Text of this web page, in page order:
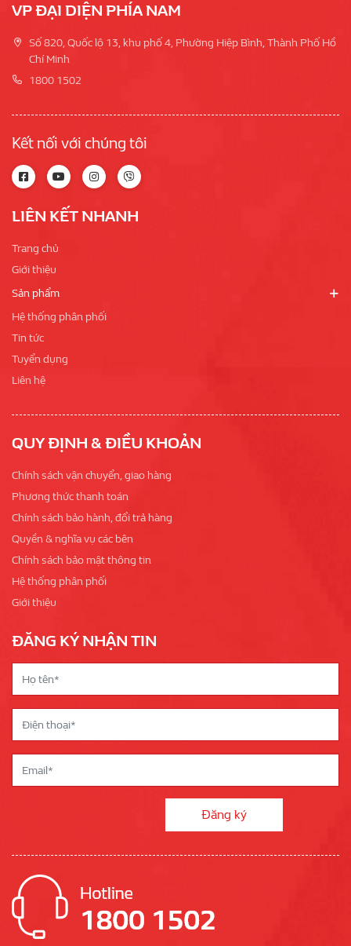
VP ĐẠI DIỆN PHÍA NAM
Số 820, Quốc lộ 13, khu phố 4, Phường Hiệp Bình, Thành Phố Hồ
Chí Minh
1800 1502
Kết nối với chúng tôi
LIÊN KẾT NHANH
Trang chủ
Giới thiệu
Sản phẩm
Hệ thống phân phối
Tin tức
Tuyển dụng
Liên hệ
QUY ĐỊNH & ĐIỀU KHOẢN
Chính sách vận chuyển, giao hàng
Phương thức thanh toán
Chính sách bảo hành, đổi trả hàng
Quyền & nghĩa vụ các bên
Chính sách bảo mật thông tin
Hệ thống phân phối
Giới thiệu
ĐĂNG KÝ NHẬN TIN